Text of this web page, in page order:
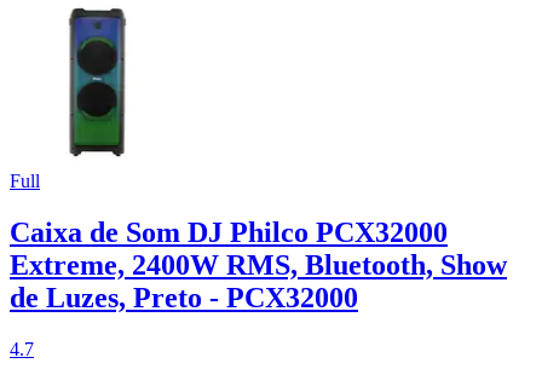
Full
Caixa de Som DJ Philco PCX32000
Extreme, 2400W RMS, Bluetooth, Show
de Luzes, Preto - PCX32000
4.7